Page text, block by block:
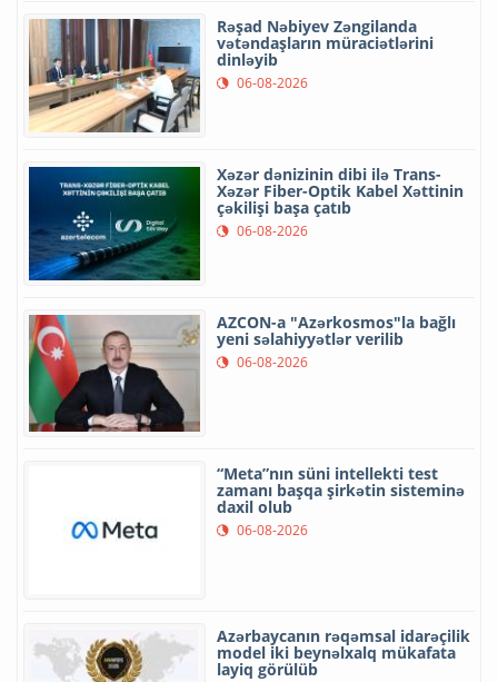
Rəşad Nəbiyev Zəngilanda
vətəndaşların müraciətlərini
dinləyib
06-08-2026
Xəzər dənizinin dibi ilə Trans-
Xəzər Fiber-Optik Kabel Xəttinin
çəkilişi başa çatıb
06-08-2026
AZCON-a "Azərkosmos"la bağlı
yeni səlahiyyətlər verilib
06-08-2026
“Meta”nın süni intellekti test
zamanı başqa şirkətin sisteminə
daxil olub
06-08-2026
Azərbaycanın rəqəmsal idarəçilik
model iki beynəlxalq mükafata
layiq görülüb